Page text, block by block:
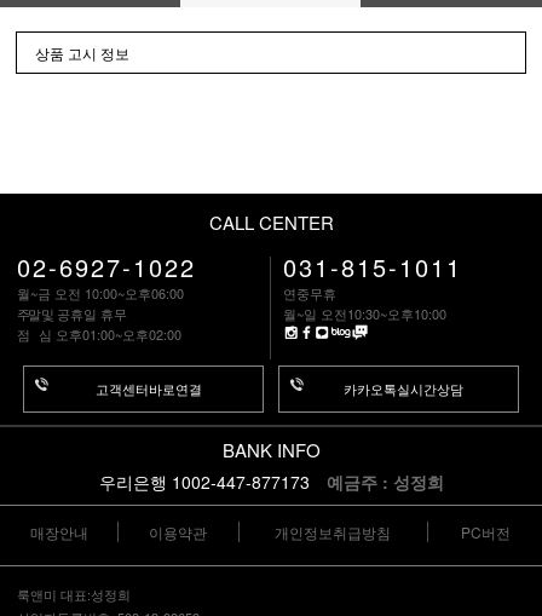
상품 고시 정보
CALL CENTER
02-6927-1022
월~금 오전 10:00~오후06:00
주말및 공휴일 휴무
점 심 오후01:00~오후02:00
고객센터바로연결
031-815-1011
연중무휴
월~일 오전10:30~오후10:00
카카오톡실시간상담
BANK INFO
우리은행 1002-447-877173 예금주 : 성정희
매장안내 이용약관 개인정보취급방침 PC버전
룩앤미 대표:성정희